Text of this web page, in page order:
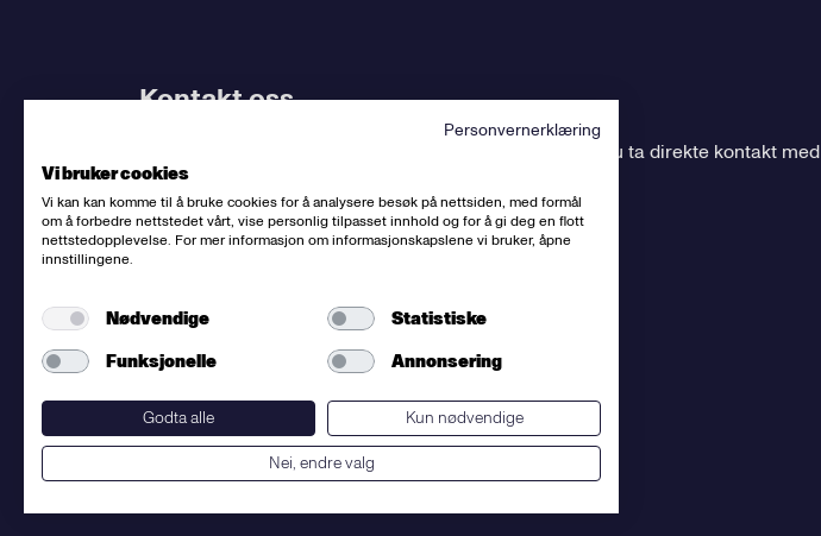
Kontakt oss
, kan du ta direkte kontakt med
dem.
Sentralbord:(+47) 23 06 31 00
Fellesforbundet
org.nr: 950956828
Om personvern og informasjonskapsler
Personvernerklæring
Vi bruker cookies
Vi kan kan komme til å bruke cookies for å analysere besøk på nettsiden, med formål
om å forbedre nettstedet vårt, vise personlig tilpasset innhold og for å gi deg en flott
nettstedopplevelse. For mer informasjon om informasjonskapslene vi bruker, åpne
innstillingene.
Nødvendige
Statistiske
Funksjonelle
Annonsering
Godta alle
Kun nødvendige
Nei, endre valg